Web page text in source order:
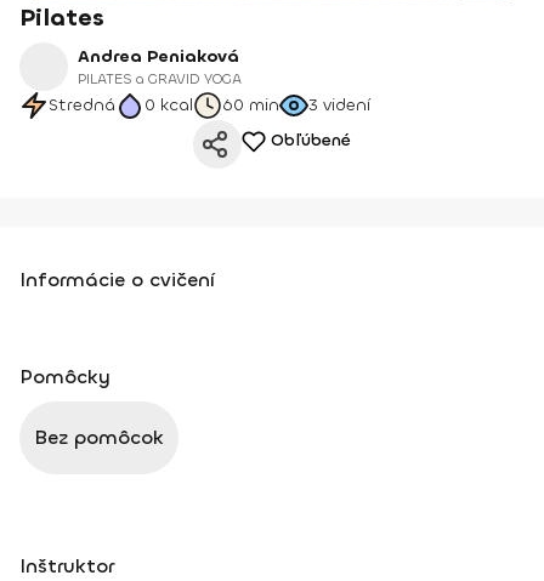
Pilates
Andrea Peniaková
PILATES a GRAVID YOGA
Stredná 0 kcal 60 min 3 videní
Obľúbené
Informácie o cvičení
Pomôcky
Bez pomôcok
Inštruktor